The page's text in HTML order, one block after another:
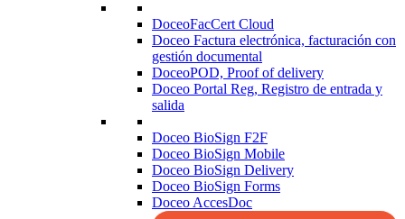
DoceoFacCert Cloud
Doceo Factura electrónica, facturación con
gestión documental
DoceoPOD, Proof of delivery
Doceo Portal Reg, Registro de entrada y
salida
Doceo BioSign F2F
Doceo BioSign Mobile
Doceo BioSign Delivery
Doceo BioSign Forms
Doceo AccesDoc